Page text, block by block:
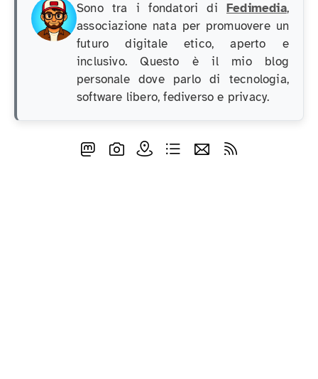
Sono tra i fondatori di Fedimedia,
associazione nata per promuovere un
futuro digitale etico, aperto e
inclusivo. Questo è il mio blog
personale dove parlo di tecnologia,
software libero, fediverso e privacy.